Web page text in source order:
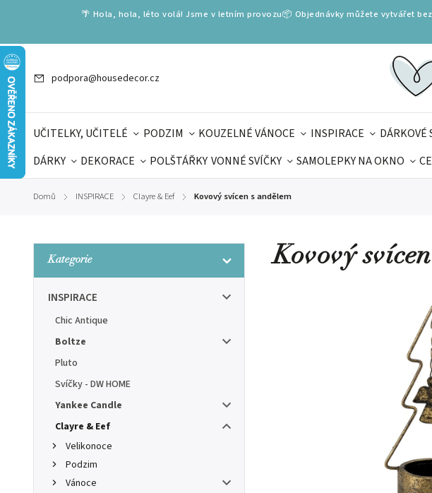
🌴 Hola, hola, léto volá! Jsme v letním provozu📦 Objednávky můžete vytvářet
podpora@housedecor.cz
UČITELKY, UČITELÉ PODZIM KOUZELNÉ VÁNOCE INSPIRACE DÁRKOVÉ
DÁRKY
DEKORACE POLŠTÁŘKY VONNÉ SVÍČKY SAMOLEPKY NA OKNO
DÁRKOVÉ VOUCHERY
Domů / INSPIRACE / Clayre & Eef / Kovový svícen s andělem
Kategorie
INSPIRACE
Chic Antique
Boltze
Pluto
Svíčky - DW HOME
Yankee Candle
Clayre & Eef
Velikonoce
Podzim
Vánoce
Kovový